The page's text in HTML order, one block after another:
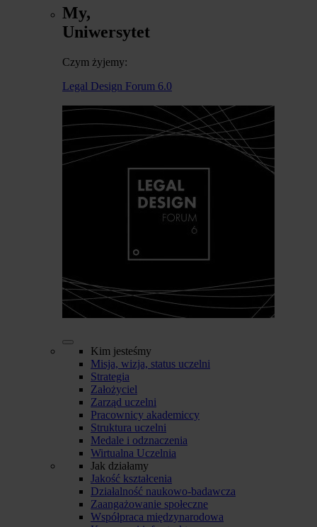
My,
Uniwersytet
Czym żyjemy:
Legal Design Forum 6.0
Kim jesteśmy
Misja, wizja, status uczelni
Strategia
Założyciel
Zarząd uczelni
Pracownicy akademiccy
Struktura uczelni
Medale i odznaczenia
Wirtualna Uczelnia
Jak działamy
Jakość kształcenia
Działalność naukowo-badawcza
Zaangażowanie społeczne
Współpraca międzynarodowa